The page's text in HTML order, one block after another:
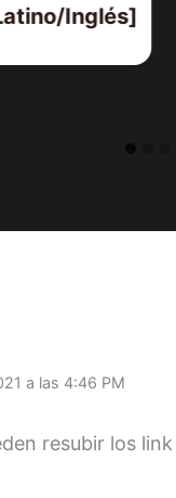
Inglés]
a las 4:46 PM
resubir los